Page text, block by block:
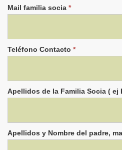
Escuela
de
2026
Mail familia socia *
Teléfono Contacto *
Apellidos de la Familia Socia ( ej
Apellidos y Nombre del padre,